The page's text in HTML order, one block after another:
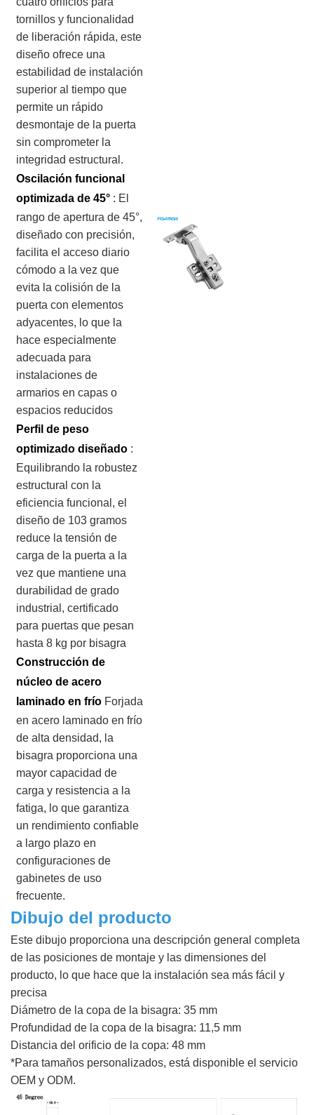
tornillos y funcionalidad
de liberación rápida, este
diseño ofrece una
estabilidad de instalación
superior al tiempo que
permite un rápido
desmontaje de la puerta
sin comprometer la
integridad estructural.
Oscilación funcional
optimizada de 45° : El
rango de apertura de 45°,
diseñado con precisión,
facilita el acceso diario
cómodo a la vez que
evita la colisión de la
puerta con elementos
adyacentes, lo que la
hace especialmente
adecuada para
instalaciones de
armarios en capas o
espacios reducidos
Perfil de peso
optimizado diseñado :
Equilibrando la robustez
estructural con la
eficiencia funcional, el
diseño de 103 gramos
reduce la tensión de
carga de la puerta a la
vez que mantiene una
durabilidad de grado
industrial, certificado
para puertas que pesan
hasta 8 kg por bisagra
Construcción de
núcleo de acero
laminado en frío Forjada
en acero laminado en frío
de alta densidad, la
bisagra proporciona una
mayor capacidad de
carga y resistencia a la
fatiga, lo que garantiza
un rendimiento confiable
a largo plazo en
configuraciones de
gabinetes de uso
frecuente.
Dibujo del producto
Este dibujo proporciona una descripción general completa
de las posiciones de montaje y las dimensiones del
producto, lo que hace que la instalación sea más fácil y
precisa
Diámetro de la copa de la bisagra: 35 mm
Profundidad de la copa de la bisagra: 11,5 mm
Distancia del orificio de la copa: 48 mm
*Para tamaños personalizados, está disponible el servicio
OEM y ODM.